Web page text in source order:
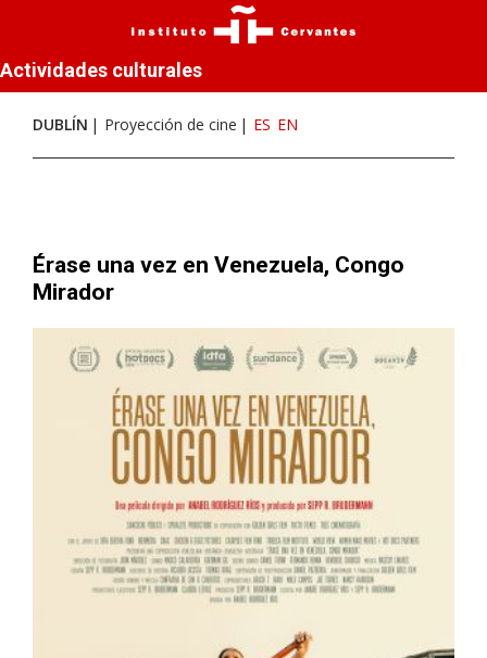
Actividades culturales
DUBLÍN Proyección de cine ES EN
Érase una vez en Venezuela, Congo
Mirador